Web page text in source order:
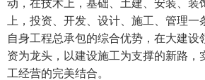
动，在技术上，基础、土建、安装、装
上，投资、开发、设计、施工、管理
自身工程总承包的综合优势，在大建设
资为龙头，以建设施工为支撑的新路，
工经营的完美结合。